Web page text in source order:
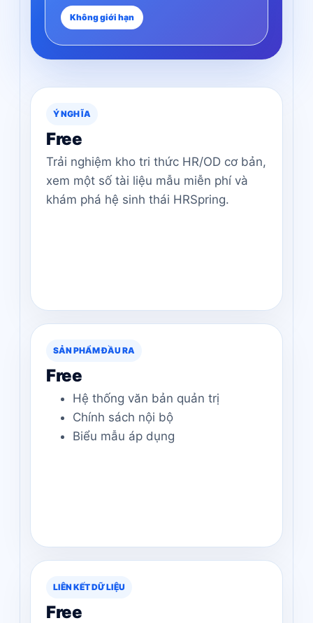
Không giới hạn
Ý NGHĨA
Free
Trải nghiệm kho tri thức HR/OD cơ bản,
xem một số tài liệu mẫu miễn phí và
khám phá hệ sinh thái HRSpring.
SẢN PHẨM ĐẦU RA
Free
Hệ thống văn bản quản trị
Chính sách nội bộ
Biểu mẫu áp dụng
LIÊN KẾT DỮ LIỆU
Free